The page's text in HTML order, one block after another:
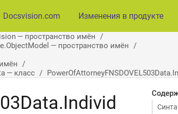
Docsvision.com Изменения в продукте
— пространство имён
— пространство имён
— класс